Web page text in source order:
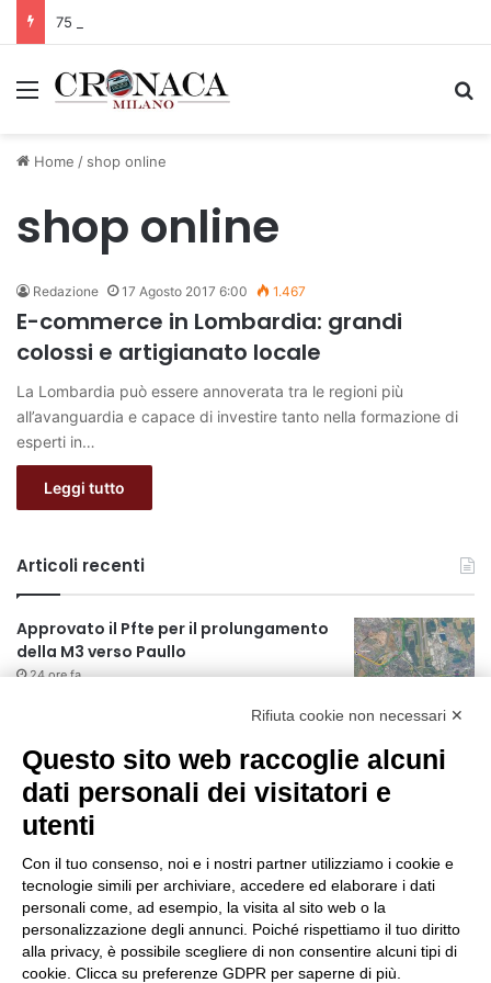
Menu
Home / shop online
shop online
Redazione 17 Agosto 2017 6:00 1.467
E-commerce in Lombardia: grandi
colossi e artigianato locale
La Lombardia può essere annoverata tra le regioni più
all’avanguardia e capace di investire tanto nella formazione di
esperti in…
Leggi tutto
Articoli recenti
Approvato il Pfte per il prolungamento
della M3 verso Paullo
24 ore fa
75 anni di INFN. La comunità, la storia, il
futuro della ricerca in fisica
fondamentale in Italia
24 ore fa
Milano Aiuta Estate, 1600 prestazioni di
assistenza attivate
1 giorno fa
Il potenziale invisibile: come la
curiosità guida l’evoluzione umana
1 giorno fa
Rifiuta cookie non necessari ✕
Questo sito web raccoglie alcuni
dati personali dei visitatori e
utenti
Con il tuo consenso, noi e i nostri partner utilizziamo i cookie e
tecnologie simili per archiviare, accedere ed elaborare i dati
personali come, ad esempio, la visita al sito web o la
personalizzazione degli annunci. Poiché rispettiamo il tuo diritto
alla privacy, è possibile scegliere di non consentire alcuni tipi di
cookie. Clicca su preferenze GDPR per saperne di più.